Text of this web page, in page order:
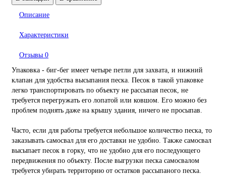
Описание
Характеристики
Отзывы 0
Упаковка - биг-бег имеет четыре петли для захвата, и нижний
клапан для удобства высыпания песка. Песок в такой упаковке
легко транспортировать по объекту не рассыпая песок, не
требуется перегружать его лопатой или ковшом. Его можно без
проблем поднять даже на крышу здания, ничего не просыпав.
Часто, если для работы требуется небольшое количество песка, то
заказывать самосвал для его доставки не удобно. Также самосвал
высыпает песок в горку, что не удобно для его последующего
передвижения по объекту. После выгрузки песка самосвалом
требуется убирать территорию от остатков рассыпаного песка.